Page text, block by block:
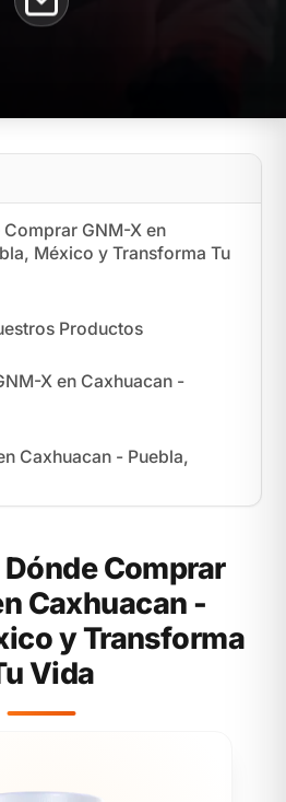
GNM-X en
México y Transforma Tu
Productos
X en Caxhuacan -
Caxhuacan - Puebla,
Comprar
Caxhuacan -
y Transforma
Vida